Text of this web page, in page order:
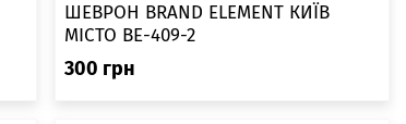
ШЕВРОН BRAND ELEMENT КИЇВ
МІСТО BE-409-2
300 грн